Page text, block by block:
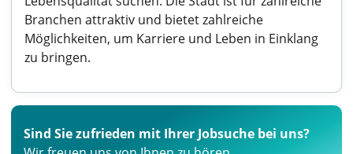
Branchen attraktiv und bietet zahlreiche
Möglichkeiten, um Karriere und Leben in Einklang
zu bringen.
Sind Sie zufrieden mit Ihrer Jobsuche bei uns?